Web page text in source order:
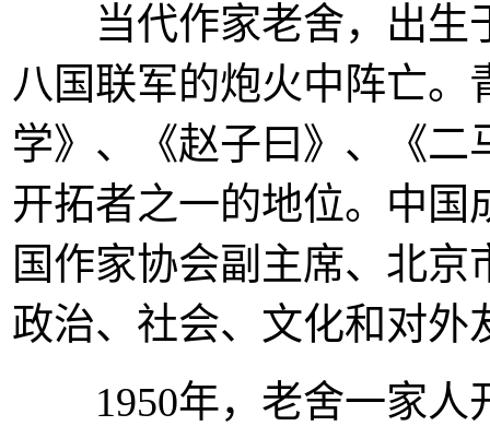
当代作家老舍，出生
八国联军的炮火中阵亡。
学》、《赵子曰》、《二
开拓者之一的地位。中国
国作家协会副主席、北
政治、社会、文化和对外
1950年，老舍一家人